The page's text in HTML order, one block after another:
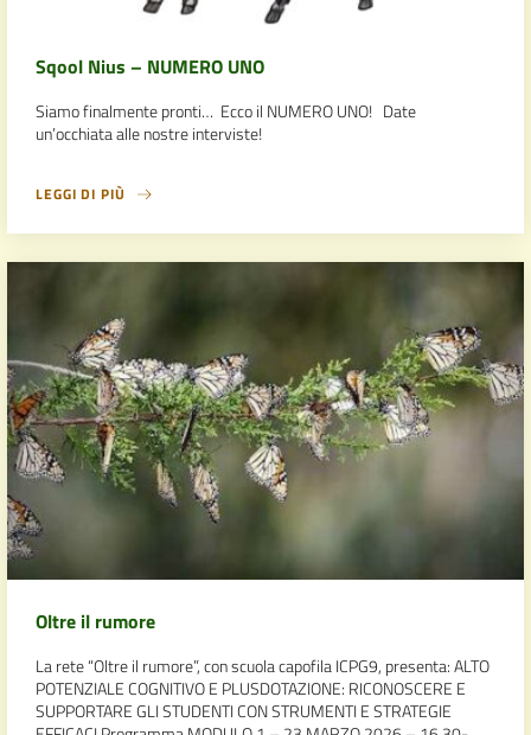
Sqool Nius – NUMERO UNO
Siamo finalmente pronti… Ecco il NUMERO UNO! Date
un’occhiata alle nostre interviste!
LEGGI DI PIÙ
Oltre il rumore
La rete “Oltre il rumore”, con scuola capofila ICPG9, presenta: ALTO
POTENZIALE COGNITIVO E PLUSDOTAZIONE: RICONOSCERE E
SUPPORTARE GLI STUDENTI CON STRUMENTI E STRATEGIE